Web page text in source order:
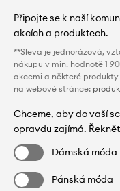
Připojte se k naší
akcích a produktech.
**Sleva je jednorázová,
nákupu v min. hodnotě 1
akcemi a některé
na webové stránce:
Chceme, aby do vaší
opravdu zajímá.
Dámská móda
Pánská móda